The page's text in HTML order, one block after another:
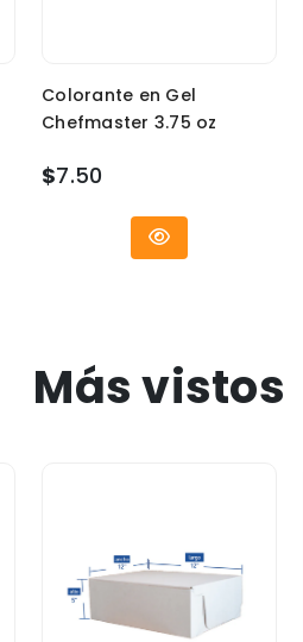
Colorante en Gel
Chefmaster 3.75 oz
$7.50
Más vistos